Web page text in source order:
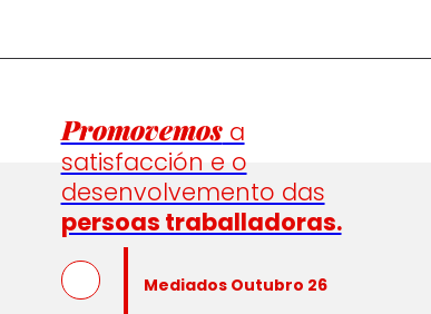
Promovemosa
satisfacción e o
desenvolvemento das
persoas traballadoras.
Mediados Outubro 26